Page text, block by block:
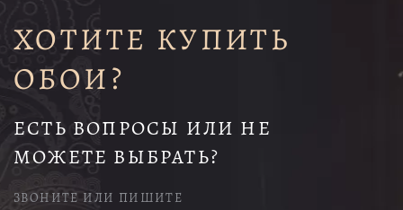
ХОТИТЕ КУПИТЬ
ОБОИ?
ЕСТЬ ВОПРОСЫ ИЛИ НЕ
МОЖЕТЕ ВЫБРАТЬ?
ЗВОНИТЕ ИЛИ ПИШИТЕ